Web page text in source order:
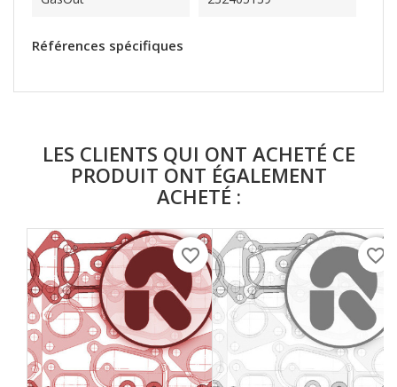
Références spécifiques
LES CLIENTS QUI ONT ACHETÉ CE
PRODUIT ONT ÉGALEMENT
ACHETÉ :
favorite_border favorite_border